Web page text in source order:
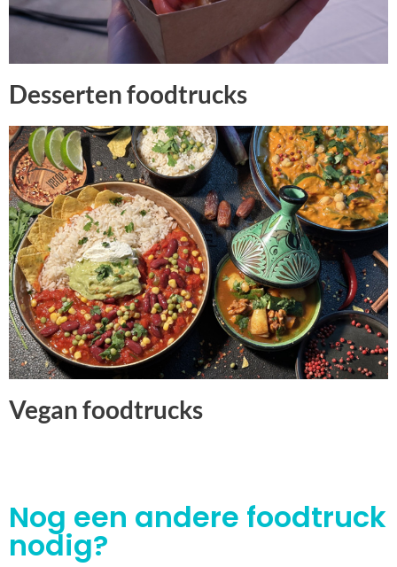
Desserten foodtrucks
Vegan foodtrucks
Nog een andere foodtruck
nodig?